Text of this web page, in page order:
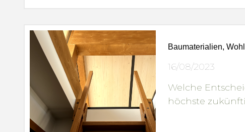
Baumaterialien,
16/08/2023
Welche
höchste